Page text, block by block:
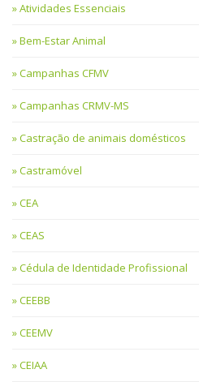
Atividades Essenciais
Bem-Estar Animal
Campanhas CFMV
Campanhas CRMV-MS
Castração de animais domésticos
Castramóvel
CEA
CEAS
Cédula de Identidade Profissional
CEEBB
CEEMV
CEIAA